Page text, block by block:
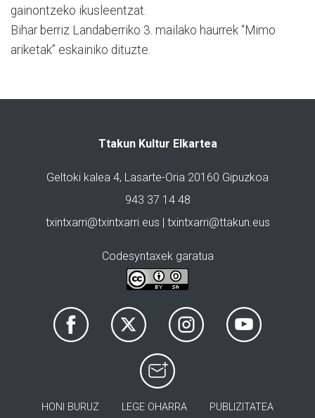
gainontzeko ikusleentzat.
Bihar berriz Landaberriko 3. mailako haurrek “Mimo
ariketak” eskainiko dituzte.
Ttakun Kultur Elkartea
Geltoki kalea 4, Lasarte-Oria 20160 Gipuzkoa
943 37 14 48
txintxarri@txintxarri.eus | txintxarri@ttakun.eus
Codesyntaxek garatua
HONI BURUZ LEGE OHARRA PUBLIZITATEA